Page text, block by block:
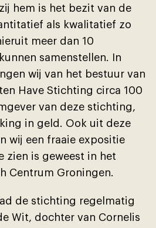
hem is het bezit van de
als kwalitatief zo
meer dan 10
samenstellen. In
wĳ van het bestuur van
Have Stichting circa 100
van deze stichting,
in geld. Ook uit deze
wĳ een fraaie expositie
zien is geweest in het
Centrum Groningen.
de stichting regelmatig
Wit, dochter van Cornelis